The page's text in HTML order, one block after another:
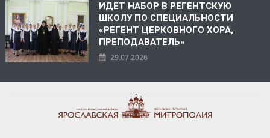
ИДЕТ НАБОР В РЕГЕНТСКУЮ
ШКОЛУ ПО СПЕЦИАЛЬНОСТИ
«РЕГЕНТ ЦЕРКОВНОГО ХОРА,
ПРЕПОДАВАТЕЛЬ»
29.07.2026